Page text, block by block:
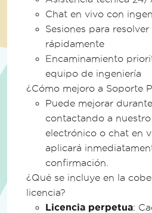
Términos de Licencia y
Soporte y actualizaciones
Garantía de 30 días
Seguimiento de uso de API de
Admite entornos de desarrollo sin
conexión a internet sin verificación
Opciones Solo para Empresa
Chat en vivo con
Sesiones para
rápidamente
Encaminamiento
equipo de ingeniería
¿Cómo mejoro a Soporte
Puede mejorar
contactando a
electrónico o chat en
aplicará
confirmación.
¿Qué se incluye en la
licencia?
Licencia perpetua: